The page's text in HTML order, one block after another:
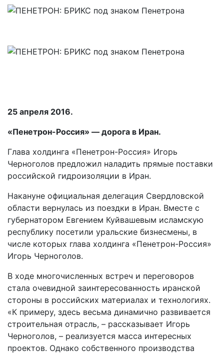
25 апреля 2016.
«Пенетрон-Россия» — дорога в Иран.
Глава холдинга «Пенетрон-Россия» Игорь
Черноголов предложил наладить прямые поставки
российской гидроизоляции в Иран.
Накануне официальная делегация Свердловской
области вернулась из поездки в Иран. Вместе с
губернатором Евгением Куйвашевым исламскую
республику посетили уральские бизнесмены, в
числе которых глава холдинга «Пенетрон-Россия»
Игорь Черноголов.
В ходе многочисленных встреч и переговоров
стала очевидной заинтересованность иранской
стороны в российских материалах и технологиях.
«К примеру, здесь весьма динамично развивается
строительная отрасль, – рассказывает Игорь
Черноголов, – реализуется масса интересных
проектов. Однако собственного производства